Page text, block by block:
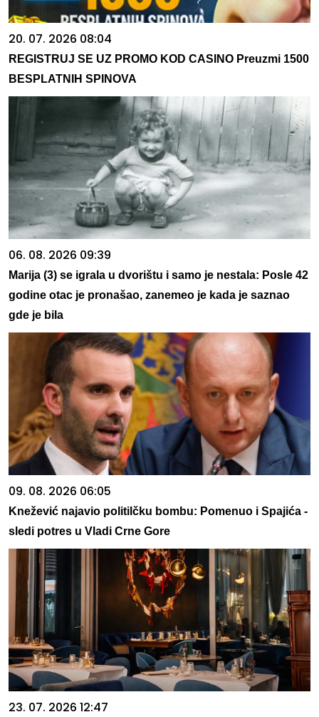
20. 07. 2026 08:04
REGISTRUJ SE UZ PROMO KOD CASINO Preuzmi 1500
BESPLATNIH SPINOVA
06. 08. 2026 09:39
Marija (3) se igrala u dvorištu i samo je nestala: Posle 42
godine otac je pronašao, zanemeo je kada je saznao
gde je bila
09. 08. 2026 06:05
Knežević najavio politilčku bombu: Pomenuo i Spajića -
sledi potres u Vladi Crne Gore
23. 07. 2026 12:47